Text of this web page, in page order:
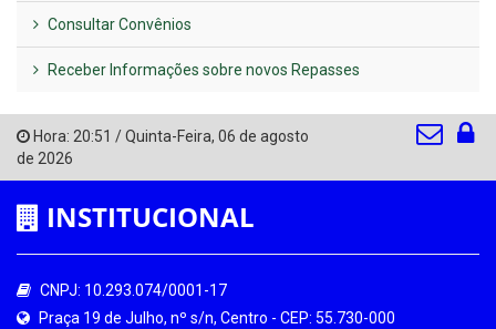
Consultar Convênios
Receber Informações sobre novos Repasses
Hora: 20:51 /Quinta-Feira, 06 de agosto
de 2026
INSTITUCIONAL
CNPJ: 10.293.074/0001-17
Praça 19 de Julho, nº s/n, Centro - CEP: 55.730-000